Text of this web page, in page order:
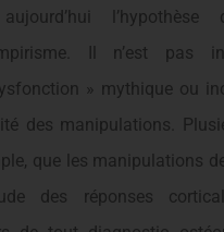
l’hypothèse
Il n’est pas
» mythique ou
des manipulations.
que les manipulations
des réponses